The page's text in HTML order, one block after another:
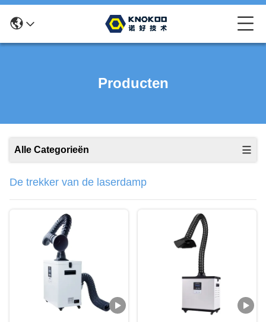
Producten
Alle Categorieën
De trekker van de laserdamp